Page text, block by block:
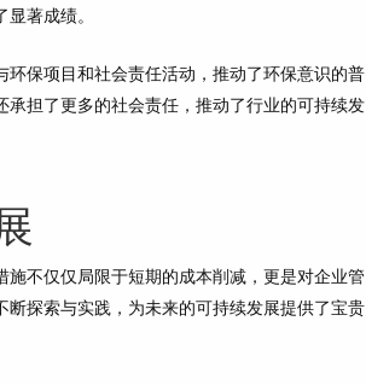
著成绩。
保项目和社会责任活动，推动了环保意识的普
担了更多的社会责任，推动了行业的可持续发
不仅仅局限于短期的成本削减，更是对企业管
探索与实践，为未来的可持续发展提供了宝贵